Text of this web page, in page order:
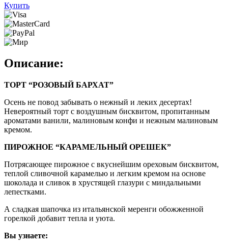
Купить
Описание:
ТОРТ “РОЗОВЫЙ БАРХАТ”
Осень не повод забывать о нежный и леких десертах!
Невероятный торт с воздушным бисквитом, пропитанным
ароматами ванили, малиновым конфи и нежным малиновым
кремом.
ПИРОЖНОЕ “КАРАМЕЛЬНЫЙ ОРЕШЕК”
Потрясающее пирожное с вкуснейшим ореховым бисквитом,
теплой сливочной карамелью и легким кремом на основе
шоколада и сливок в хрустящей глазури с миндальными
лепестками.
А сладкая шапочка из итальянской меренги обожженной
горелкой добавит тепла и уюта.
Вы узнаете: